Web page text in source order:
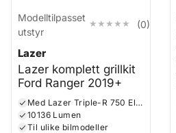
Modelltilpasset
utstyr
★★★★★
★★★★★ (0)
Lazer
Lazer komplett grillkit
Ford Ranger 2019+
Med Lazer Triple-R 750 Elite
10136 Lumen
Til ulike bilmodeller